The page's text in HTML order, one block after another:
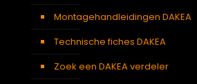
Montagehandleidingen DAKEA
Technische fiches DAKEA
Zoek een DAKEA verdeler